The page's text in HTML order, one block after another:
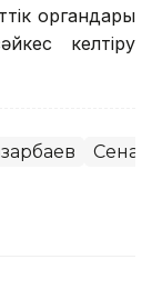
органдары
келтіру
Сенат